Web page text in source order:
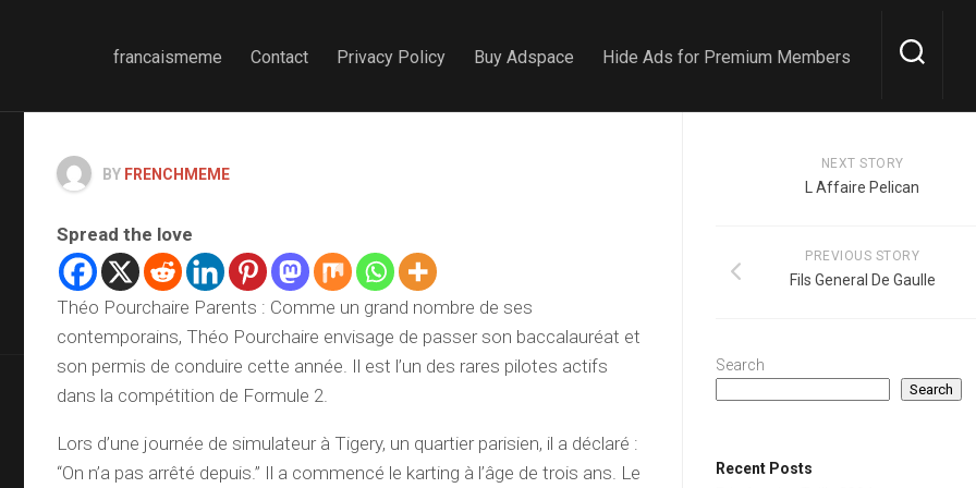
francaismeme Contact Privacy Policy Buy Adspace Hide Ads for Premium Members
BY FRENCHMEME
Spread the love
Théo Pourchaire Parents : Comme un grand nombre de ses
contemporains, Théo Pourchaire envisage de passer son baccalauréat et
son permis de conduire cette année. Il est l’un des rares pilotes actifs
dans la compétition de Formule 2.
Lors d’une journée de simulateur à Tigery, un quartier parisien, il a déclaré :
“On n’a pas arrêté depuis.” Il a commencé le karting à l’âge de trois ans. Le
NEXT STORY
L Affaire Pelican
PREVIOUS STORY
Fils General De Gaulle
Search
Search
Recent Posts